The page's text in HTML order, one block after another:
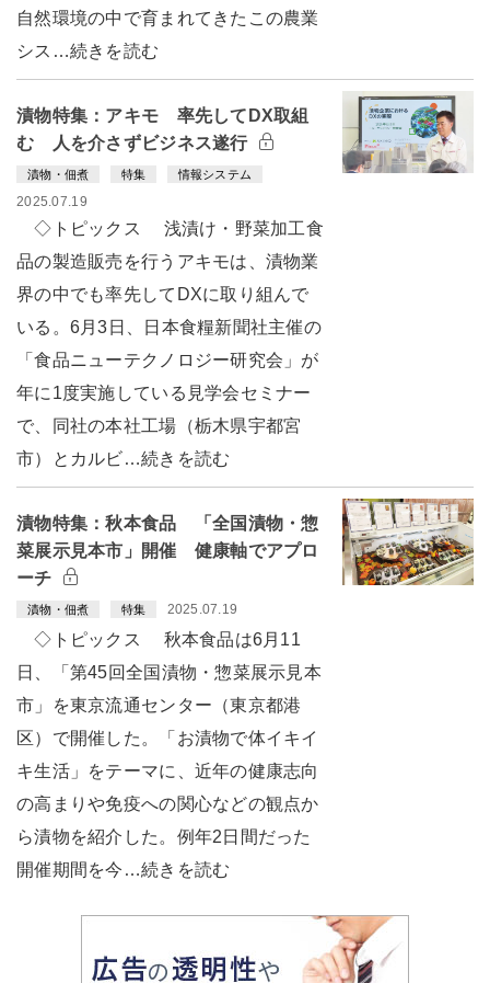
自然環境の中で育まれてきたこの農業
シス…続きを読む
漬物特集：アキモ 率先してDX取組
む 人を介さずビジネス遂行
漬物・佃煮 特集 情報システム
2025.07.19
◇トピックス 浅漬け・野菜加工食
品の製造販売を行うアキモは、漬物業
界の中でも率先してDXに取り組んで
いる。6月3日、日本食糧新聞社主催の
「食品ニューテクノロジー研究会」が
年に1度実施している見学会セミナー
で、同社の本社工場（栃木県宇都宮
市）とカルビ…続きを読む
漬物特集：秋本食品 「全国漬物・惣
菜展示見本市」開催 健康軸でアプロ
ーチ
漬物・佃煮 特集 2025.07.19
◇トピックス 秋本食品は6月11
日、「第45回全国漬物・惣菜展示見本
市」を東京流通センター（東京都港
区）で開催した。「お漬物で体イキイ
キ生活」をテーマに、近年の健康志向
の高まりや免疫への関心などの観点か
ら漬物を紹介した。例年2日間だった
開催期間を今…続きを読む